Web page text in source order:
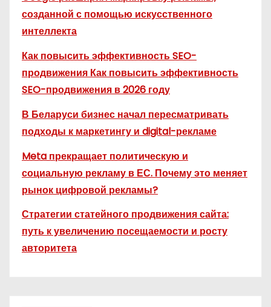
созданной с помощью искусственного
интеллекта
Как повысить эффективность SEO-
продвижения Как повысить эффективность
SEO-продвижения в 2026 году
В Беларуси бизнес начал пересматривать
подходы к маркетингу и digital-рекламе
Meta прекращает политическую и
социальную рекламу в ЕС. Почему это меняет
рынок цифровой рекламы?
Стратегии статейного продвижения сайта:
путь к увеличению посещаемости и росту
авторитета